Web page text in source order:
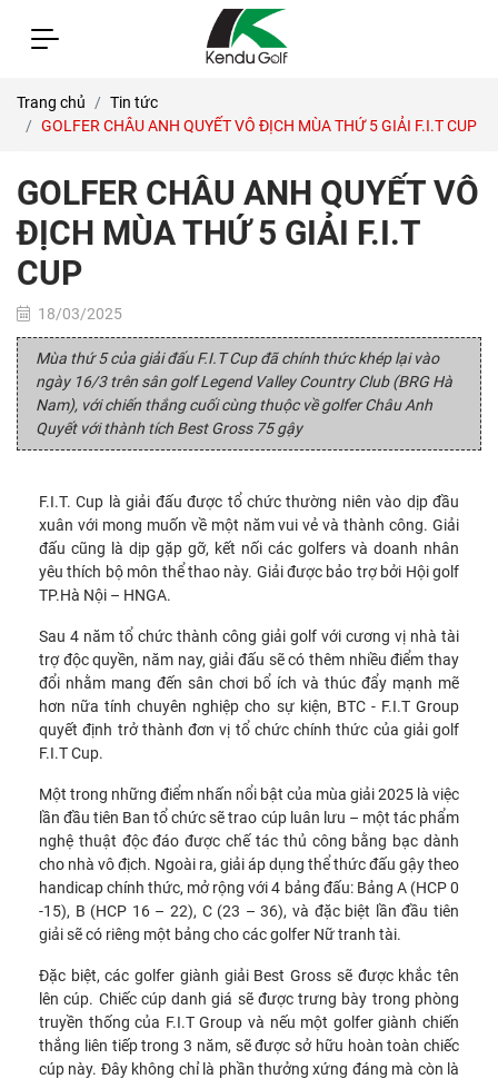
Trang chủ
Tin tức
GOLFER CHÂU ANH QUYẾT VÔ ĐỊCH MÙA THỨ 5 GIẢI F.I.T CUP
GOLFER CHÂU ANH QUYẾT VÔ
ĐỊCH MÙA THỨ 5 GIẢI F.I.T
CUP
18/03/2025
Mùa thứ 5 của giải đấu F.I.T Cup đã chính thức khép lại vào
ngày 16/3 trên sân golf Legend Valley Country Club (BRG Hà
Nam), với chiến thắng cuối cùng thuộc về golfer Châu Anh
Quyết với thành tích Best Gross 75 gậy
F.I.T. Cup là giải đấu được tổ chức thường niên vào dịp đầu
xuân với mong muốn về một năm vui vẻ và thành công. Giải
đấu cũng là dịp gặp gỡ, kết nối các golfers và doanh nhân
yêu thích bộ môn thể thao này. Giải được bảo trợ bởi Hội golf
TP.Hà Nội – HNGA.
Sau 4 năm tổ chức thành công giải golf với cương vị nhà tài
trợ độc quyền, năm nay, giải đấu sẽ có thêm nhiều điểm thay
đổi nhằm mang đến sân chơi bổ ích và thúc đẩy mạnh mẽ
hơn nữa tính chuyên nghiệp cho sự kiện, BTC - F.I.T Group
quyết định trở thành đơn vị tổ chức chính thức của giải golf
F.I.T Cup.
Một trong những điểm nhấn nổi bật của mùa giải 2025 là việc
lần đầu tiên Ban tổ chức sẽ trao cúp luân lưu – một tác phẩm
nghệ thuật độc đáo được chế tác thủ công bằng bạc dành
cho nhà vô địch. Ngoài ra, giải áp dụng thể thức đấu gậy theo
handicap chính thức, mở rộng với 4 bảng đấu: Bảng A (HCP 0
-15), B (HCP 16 – 22), C (23 – 36), và đặc biệt lần đầu tiên
giải sẽ có riêng một bảng cho các golfer Nữ tranh tài.
Đặc biệt, các golfer giành giải Best Gross sẽ được khắc tên
lên cúp. Chiếc cúp danh giá sẽ được trưng bày trong phòng
truyền thống của F.I.T Group và nếu một golfer giành chiến
thắng liên tiếp trong 3 năm, sẽ được sở hữu hoàn toàn chiếc
cúp này. Đây không chỉ là phần thưởng xứng đáng mà còn là